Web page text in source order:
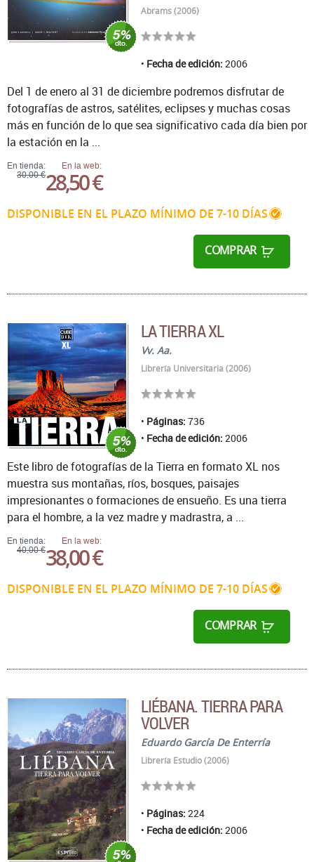
Abrams (2006)
Fecha de edición: 2006
En tienda:
30,00 €
En la web:
28,50 €
DISPONIBLE EN EL PLAZO MÍNIMO DE 7-10 DÍAS
COMPRAR
Del 1 de enero al 31 de diciembre podremos disfrutar de
fotografías de astros, satélites, eclipses y muchas cosas
más en función de lo que sea significativo cada día bien por
la estación en la ...
LA TIERRA XL
Vv. Aa.
Librería Universitaria (2006)
Páginas: 736
Fecha de edición: 2006
En tienda:
40,00 €
En la web:
38,00 €
DISPONIBLE EN EL PLAZO MÍNIMO DE 7-10 DÍAS
COMPRAR
Este libro de fotografías de la Tierra en formato XL nos
muestra sus montañas, ríos, bosques, paisajes
impresionantes o formaciones de ensueño. Es una tierra
para el hombre, a la vez madre y madrastra, a ...
LIÉBANA. TIERRA PARA
VOLVER
Eduardo García De Enterría
Librería Estudio (2006)
Páginas: 224
Fecha de edición: 2006